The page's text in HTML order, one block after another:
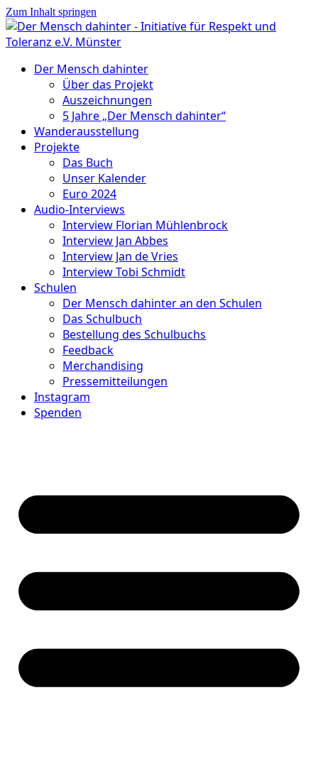
Zum Inhalt springen
Der Mensch dahinter
Über das Projekt
Auszeichnungen
5 Jahre „Der Mensch dahinter“
Wanderausstellung
Projekte
Das Buch
Unser Kalender
Euro 2024
Audio-Interviews
Interview Florian Mühlenbrock
Interview Jan Abbes
Interview Jan de Vries
Interview Tobi Schmidt
Schulen
Der Mensch dahinter an den Schulen
Das Schulbuch
Bestellung des Schulbuchs
Feedback
Merchandising
Pressemitteilungen
Instagram
Spenden